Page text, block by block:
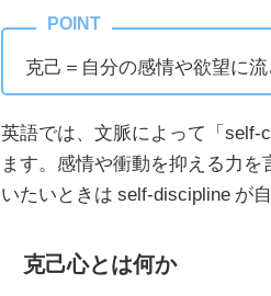
克己＝自分の感情や欲望に
英語では、文脈によって「self-
ます。感情や衝動を抑える力
いたいときは self-discipline が自
克己心とは何か